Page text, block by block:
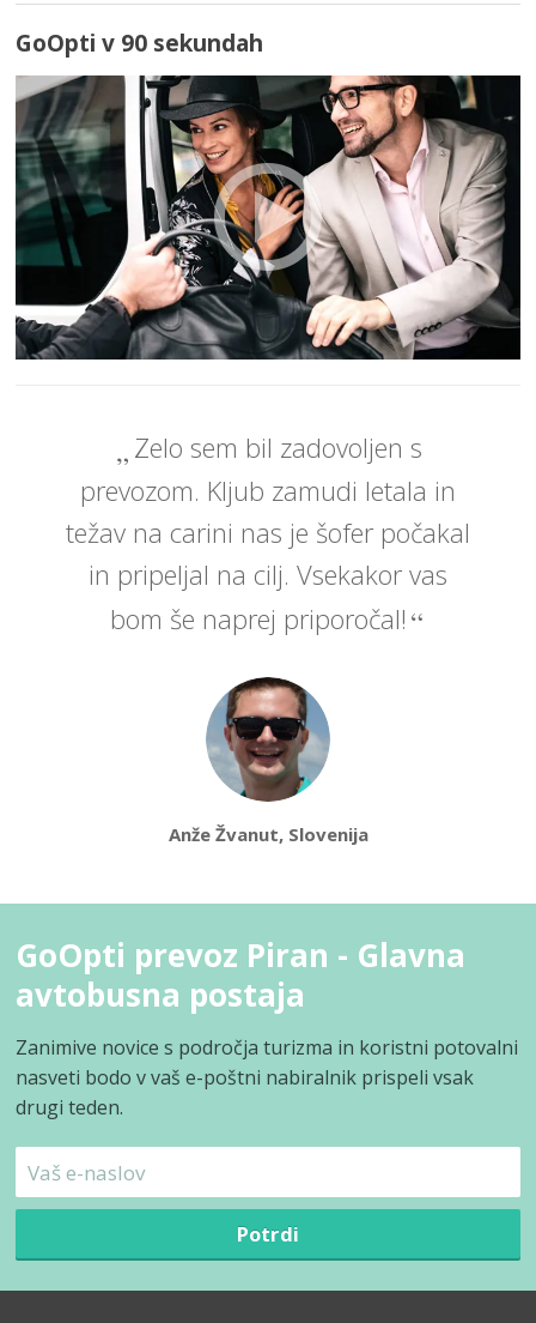
GoOpti v 90 sekundah
Zelo sem bil zadovoljen s
prevozom. Kljub zamudi letala in
težav na carini nas je šofer počakal
in pripeljal na cilj. Vsekakor vas
bom še naprej priporočal!
Anže Žvanut, Slovenija
GoOpti prevoz Piran - Glavna
avtobusna postaja
Zanimive novice s področja turizma in koristni potovalni
nasveti bodo v vaš e-poštni nabiralnik prispeli vsak
drugi teden.
Potrdi